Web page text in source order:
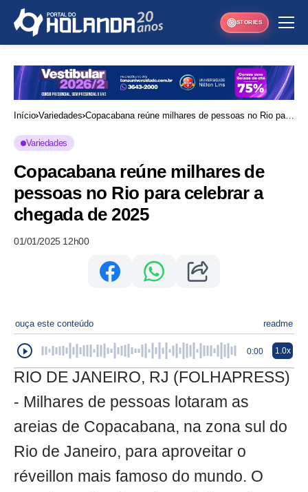
STORIES
Início Variedades Copacabana reúne milhares de pessoas no Rio para
Variedades
Copacabana reúne milhares de
pessoas no Rio para celebrar a
chegada de 2025
01/01/2025 12h00
ouça este conteúdo readme
0:00 1.0x
RIO DE JANEIRO, RJ (FOLHAPRESS)
- Milhares de pessoas lotaram as
areias de Copacabana, na zona sul do
Rio de Janeiro, para aproveitar o
réveillon mais famoso do mundo. O